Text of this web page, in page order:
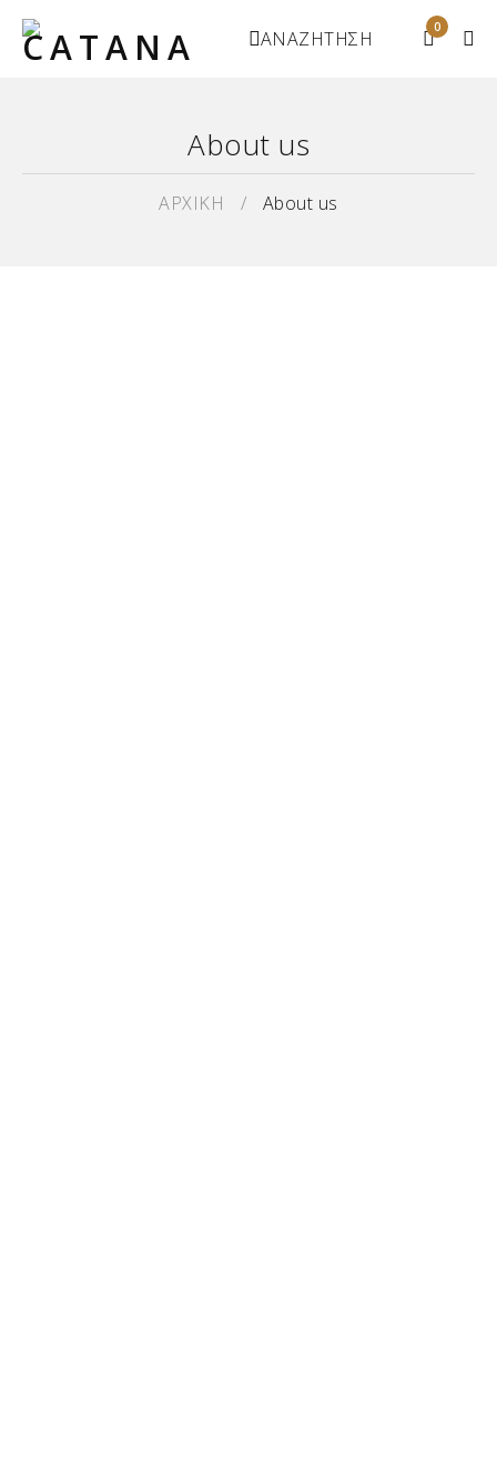
0
ΑΝΑΖΗΤΗΣΗ
About us
ΑΡΧΙΚΗ / About us